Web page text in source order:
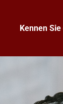
Kennen Sie